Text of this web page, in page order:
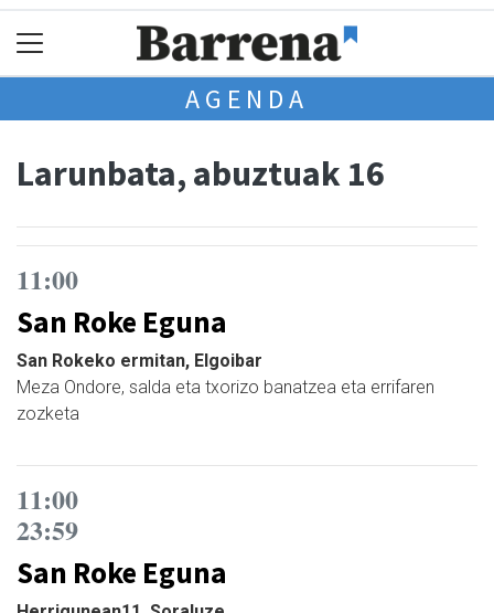
AGENDA
Larunbata, abuztuak 16
11:00
San Roke Eguna
San Rokeko ermitan, Elgoibar
Meza Ondore, salda eta txorizo banatzea eta errifaren
zozketa
11:00
23:59
San Roke Eguna